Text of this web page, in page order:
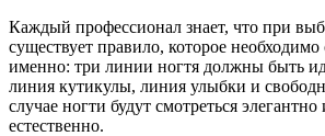
Каждый профессионал знает, что при
существует правило, которое необходимо
именно: три линии ногтя должны быть
линия кутикулы, линия улыбки и
случае ногти будут смотреться
естественно.